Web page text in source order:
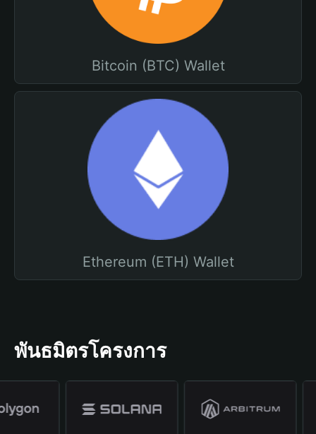
Bitcoin (BTC) Wallet
Ethereum (ETH) Wallet
พันธมิตรโครงการ